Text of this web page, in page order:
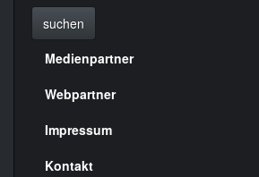
suchen
Menülinks
rechte
Seite
Medienpartner
Webpartner
Impressum
Kontakt